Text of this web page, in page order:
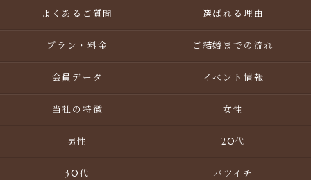
よくあるご質問 選ばれる理由
プラン・料金 ご結婚までの流れ
会員データ イベント情報
当社の特徴 女性
男性 20代
30代 バツイチ